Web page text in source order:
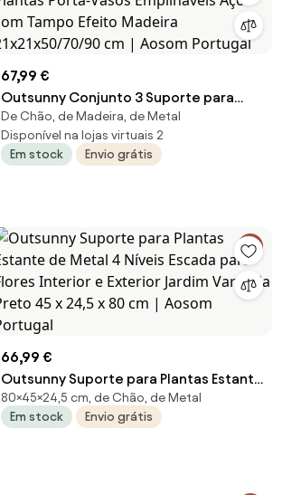
67,99 €
Outsunny Conjunto 3 Suporte para
Plantas Porta-Vasos Empilháveis Aço
com Tampo Efeito Madeira
21x21x50/70/90 cm | Aosom Portugal
De Chão, de Madeira, de Metal
Disponível na lojas virtuais 2
Em stock
Envio grátis
66,99 €
Outsunny Suporte para Plantas Estante
de Metal 4 Níveis Escada para Flores
Interior e Exterior Jardim Varanda Preto
80×45×24,5 cm, de Chão, de Metal
Em stock
Envio grátis